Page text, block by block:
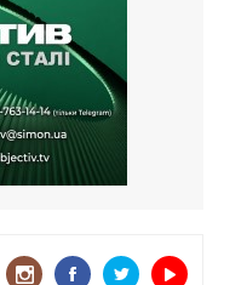
Пусть
штрафу